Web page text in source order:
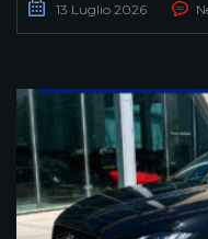
13 Luglio 2026